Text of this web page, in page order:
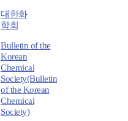
대한화
학회
Bulletin of the
Korean
Chemical
Society(Bulletin
of the Korean
Chemical
Society)